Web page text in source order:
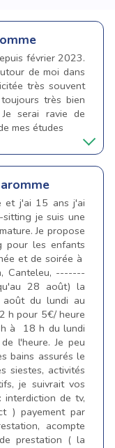
février 2023.
de moi dans
très souvent
très bien
serai ravie de
mes études
et j'ai 15 ans j'ai
je suis une
Je propose
pour les enfants
et de soirée à
Canteleu, -------
28 août) la
du lundi au
h pour 5€/ heure
à 18 h du lundi
l'heure. Je peu
bains assurés le
siestes, activités
je suivrait vos
de tv,
) payement par
acompte
prestation ( la